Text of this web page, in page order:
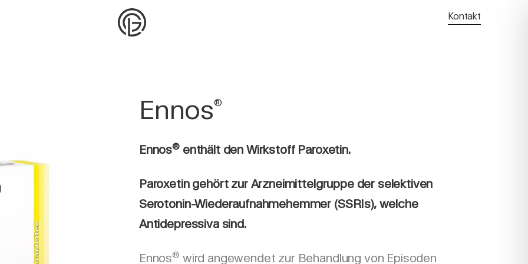
Kontakt
Ennos®
Ennos® enthält den Wirkstoff Paroxetin.
Paroxetin gehört zur Arzneimittelgruppe der selektiven
Serotonin-Wiederaufnahmehemmer (SSRIs), welche
Antidepressiva sind.
Ennos® wird angewendet zur Behandlung von Episoden